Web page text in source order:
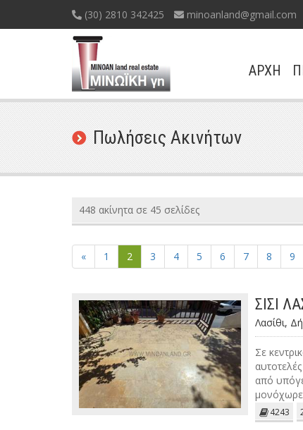
(30) 2810 342425 minoanland@gmail.com
ΑΡΧΗ
Πωλήσεις Ακινήτων
448 ακίνητα σε 45 σελίδες
« 1 2 3 4 5 6 7 8 9
ΣΙΣΙ
Λασίθι,
Σε
από
ακίνητο
με
4243